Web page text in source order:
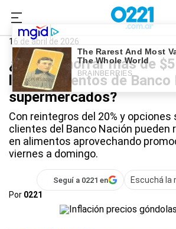
0221.com.ar Promociones y descuentos
16 de abril de 2026
¿Cómo ahorrar más de
los descuentos de Banco
supermercados?
Con reintegros del 20% y opciones
clientes del Banco Nación pueden
en alimentos aprovechando
viernes a domingo.
Seguí a 0221 en
Escuchá la
Por 0221